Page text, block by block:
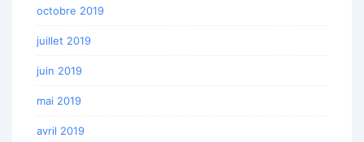
octobre 2019
juillet 2019
juin 2019
mai 2019
avril 2019